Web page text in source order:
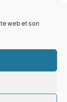
web et son